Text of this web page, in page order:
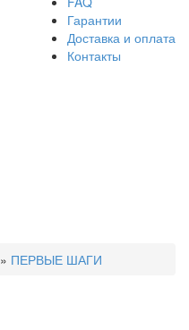
Гарантии
Доставка и оплата
Контакты
» ПЕРВЫЕ ШАГИ